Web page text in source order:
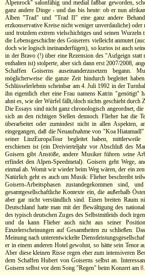
Alpenrock" salonfähig und medial faßbar geworden,
ganz andere Dinge - und das bis heute: ob er nun
Alben "Trad" und "Trad II" eine ganz andere
erzkonservative Kreise nicht weniger unverdauliche) oder
und trotzdem extrem vielschichtiges und seinen
die Lebensgeschichte des Goiserers vielleicht anmutet
doch wie logisch ineinanderfügen), so kurios ist auch
in der Bravo (!) über eine Rezension des "Aufgeign
enthalten ist) stolperte, aber sich dann erst 2007/2008,
Schaffen Goiserns auseinanderzusetzen begann.
möglicherweise die ganze Zeit hindurch begleitet
Schlüsselerlebnis scheinbar am 4. Juli 1992 in der
ihn eigentlich eher eine Frau namens Katrin "genötigt"
ahnt es, wie der Würfel fällt,/doch nichts geschieht durch
Die Essays sind nicht ganz chronologisch angeordnet,
sich an den richtigen Stellen dennoch. Flieher hat die
überarbeitet oder zumindest nicht in allen Aspekten,
eingegangen, daß die Neuaufnahme von "Koa
seiner LinzEuropaTour begleitet haben,
erschienen ist (ein Dreivierteljahr vor Abschluß des
Goisern gibt Anstöße, andere Musiker führen seine
erfindet den Alpen-Speedmetal). Goisern geht Wege,
einmal ab. Womit wir wieder beim Weg wären, der ein
Natürlich geht es auch um Musik: Flieher beschreibt
Goisern-Arbeitsphasen zustandegekommen sind,
gesamtgesellschaftliche Kontexte ein, die außerhalb
aber gar nicht verständlich sind. Einen breiten Raum
Deutschland hatte man mit der Bewältigung des
des typisch deutschen Zuges des Selbstmitleids doch
und da kann Flieher auch nicht aus seiner
Einzelerscheinungen auf Gesamtheiten zu schließen.
Meinung nach unterentwickelte
er in einem anderen Hotel gewohnt, so hätte sein Tenor
Aber diese kleinen Risse regen eher zum intensiveren
dem Schaffen Hubert von Goiserns selbst an.
Goisern selbst vor dem Song "Regen" beim Konzert am